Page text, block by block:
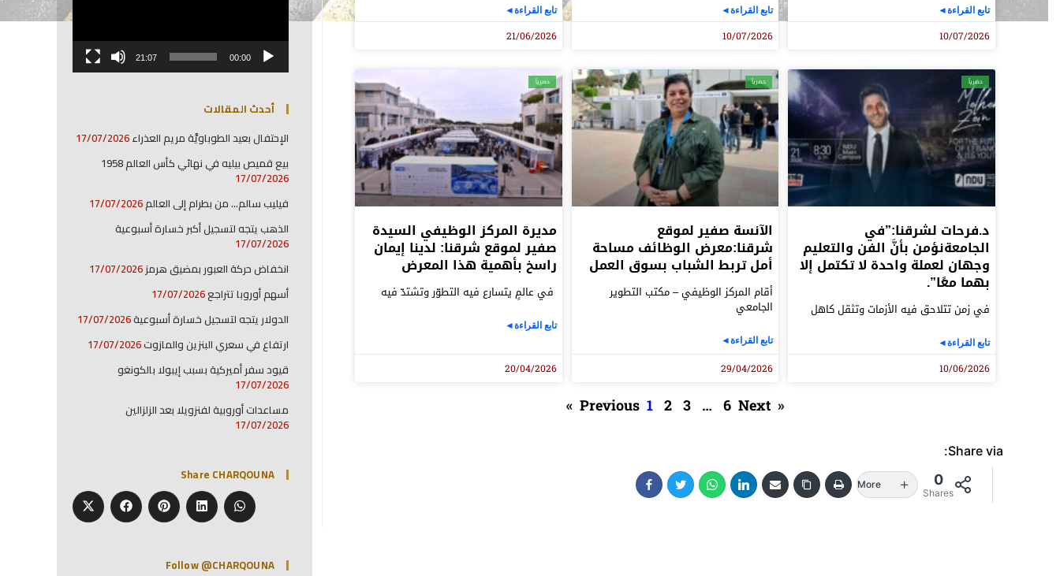
تابع القراءة◄
10/07/2026
تابع القراءة◄
10/07/2026
تابع القراءة◄
21/06/2026
حصرياً
د.فرحات لشرقنا:”في
الجامعةنؤمن بأنَّ الفن والتعليم
وجهان لعملة واحدة لا تكتمل إلا
بهما معًا”.
في زمن تتلاحق فيه الأزمات وتثقل كاهل
تابع القراءة◄
10/06/2026
حصرياً
الآنسة صفير لموقع
شرقنا:معرض الوظائف مساحة
أمل تربط الشباب بسوق العمل
أقام المركز الوظيفي – مكتب التطوير
الجامعي
تابع القراءة◄
29/04/2026
حصرياً
مديرة المركز الوظيفي السيدة
صفير لموقع شرقنا: لدينا إيمان
راسخ بأهمية هذا المعرض
في عالمٍ يتسارع فيه التطوّر وتشتدّ فيه
تابع القراءة◄
20/04/2026
« Previous
1 2 3 … 6 Next »
Share via:
0
Shares
More
الصوت.
00:00
21:07
أحدث المقالات
الإحتفال بعيد الطوباويَّة مريم العذراء17/07/2026
بيع قميص بيليه في نهائي كأس العالم 1958
17/07/2026
فيليب سالم… من بطرام إلى العالم17/07/2026
الذهب يتجه لتسجيل أكبر خسارة أسبوعية
17/07/2026
انخفاض حركة العبور بمضيق هرمز17/07/2026
أسهم أوروبا تتراجع17/07/2026
الدولار يتجه لتسجيل خسارة أسبوعية17/07/2026
ارتفاع في سعري البنزين والمازوت17/07/2026
قيود سفر أميركية بسبب إيبولا بالكونغو
17/07/2026
مساعدات أوروبية لفنزويلا بعد الزلزالين
17/07/2026
Share CHARQOUNA
Follow @CHARQOUNA